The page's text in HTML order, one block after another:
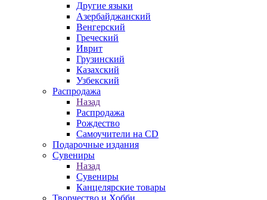
Другие языки
Азербайджанский
Венгерский
Греческий
Иврит
Грузинский
Казахский
Узбекский
Распродажа
Назад
Распродажа
Рождество
Самоучители на CD
Подарочные издания
Сувениры
Назад
Сувениры
Канцелярские товары
Творчество и Хобби